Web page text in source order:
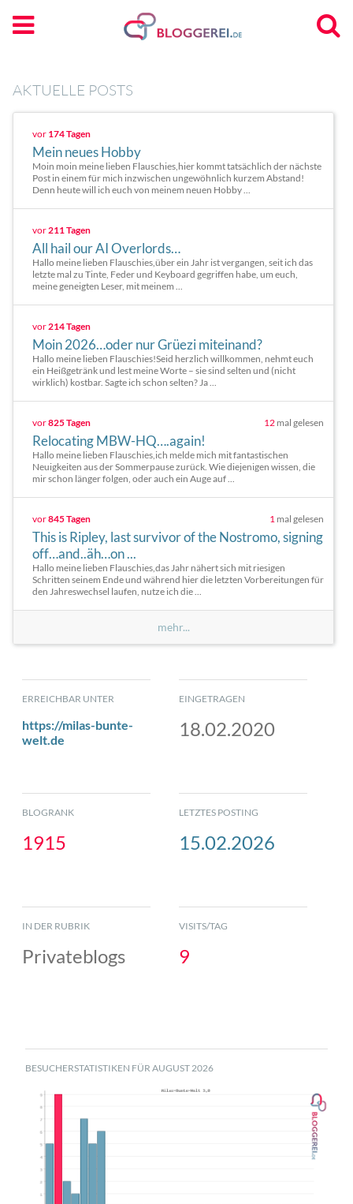
AKTUELLE POSTS
vor 174 Tagen
Mein neues Hobby
Moin moin meine lieben Flauschies,hier kommt tatsächlich der nächste
Post in einem für mich inzwischen ungewöhnlich kurzem Abstand!
Denn heute will ich euch von meinem neuen Hobby ...
vor211 Tagen
All hail our AI Overlords…
Hallo meine lieben Flauschies,über ein Jahr ist vergangen, seit ich das
letzte mal zu Tinte, Feder und Keyboard gegriffen habe, um euch,
meine geneigten Leser, mit meinem ...
vor214 Tagen
Moin 2026…oder nur Grüezi miteinand?
Hallo meine lieben Flauschies!Seid herzlich willkommen, nehmt euch
ein Heißgetränk und lest meine Worte – sie sind selten und (nicht
wirklich) kostbar. Sagte ich schon selten? Ja ...
vor825 Tagen 12 mal gelesen
Relocating MBW-HQ….again!
Hallo meine lieben Flauschies,ich melde mich mit fantastischen
Neuigkeiten aus der Sommerpause zurück. Wie diejenigen wissen, die
mir schon länger folgen, oder auch ein Auge auf ...
vor845 Tagen 1 mal gelesen
This is Ripley, last survivor of the Nostromo, signing
off…and..äh…on ...
Hallo meine lieben Flauschies,das Jahr nähert sich mit riesigen
Schritten seinem Ende und während hier die letzten Vorbereitungen für
den Jahreswechsel laufen, nutze ich die ...
mehr...
ERREICHBAR UNTER
https://milas-bunte-
welt.de
EINGETRAGEN
18.02.2020
BLOGRANK
1915
LETZTES POSTING
15.02.2026
IN DER RUBRIK
Privateblogs
VISITS/TAG
9
BESUCHERSTATISTIKEN FÜR AUGUST 2026